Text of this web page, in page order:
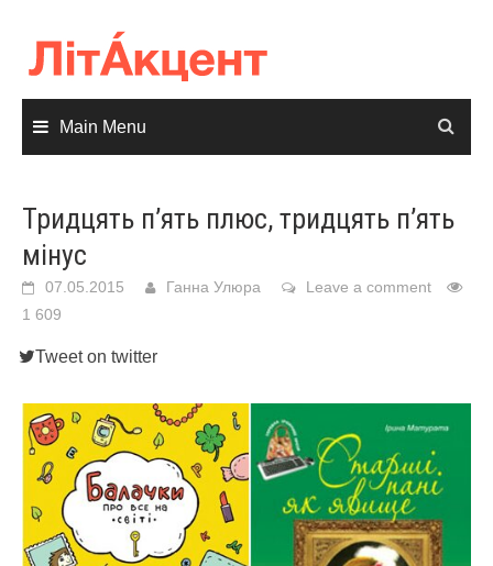
content
Main Menu
Тридцять п’ять плюс, тридцять п’ять
мінус
07.05.2015 Ганна Улюра
Leave a comment
1 609
Tweet on twitter